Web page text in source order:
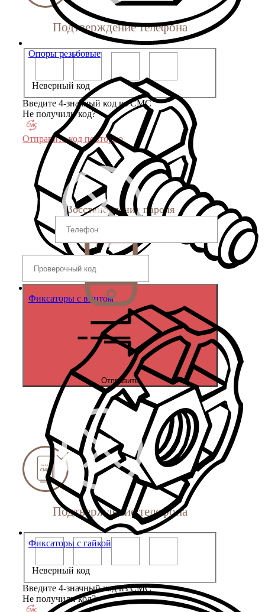
Опоры резьбовые
Фиксаторы с винтом
Фиксаторы с гайкой
Подтверждение телефона
Неверный код
Введите 4-значный код из СМС
Не получили код?
Отправить код повторно
Восстановление пароля
Отправить
Подтверждение телефона
Неверный код
Введите 4-значный код из СМС
Не получили код?